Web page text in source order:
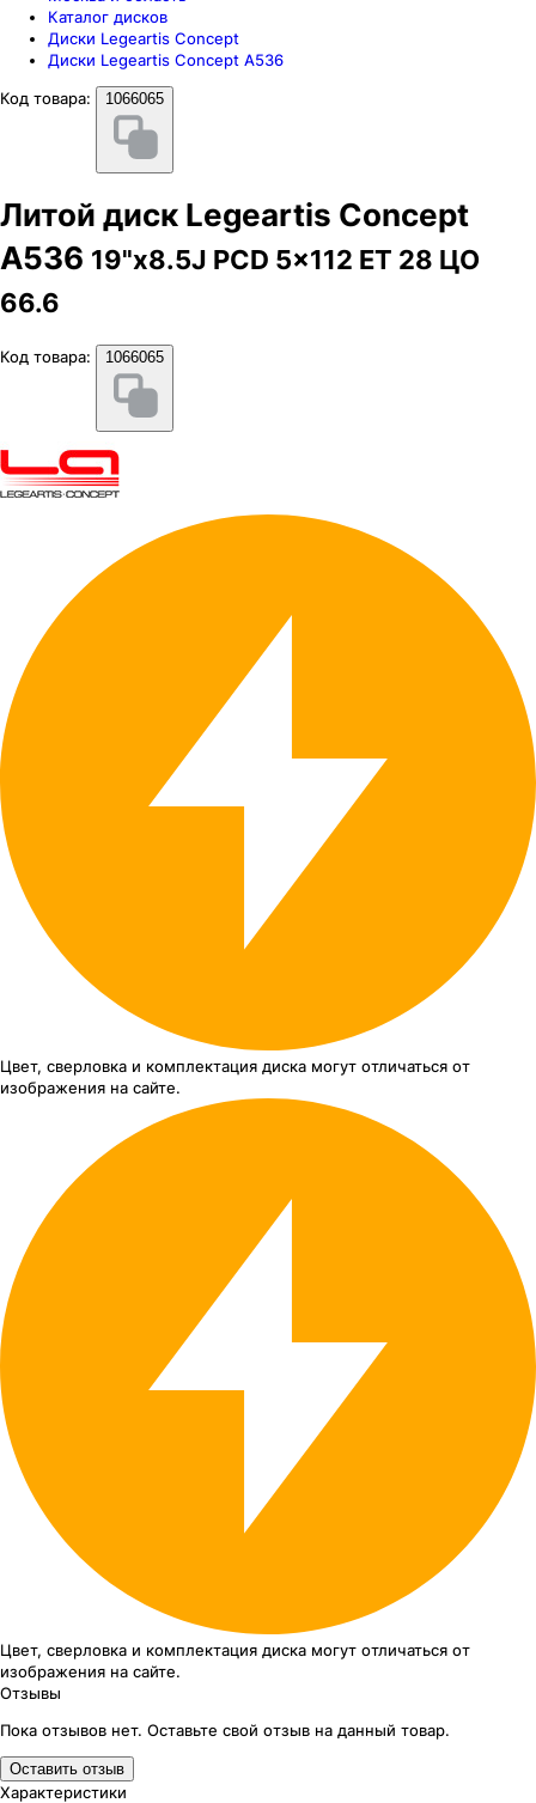
Каталог дисков
Диски Legeartis Concept
Диски Legeartis Concept A536
Код товара:
1066065
Литой диск Legeartis Concept
A536 19"x8.5J PCD 5x112 ЕТ 28 ЦО
66.6
Код товара: 1066065
Цвет, сверловка и комплектация диска могут отличаться от
изображения на сайте.
Цвет, сверловка и комплектация диска могут отличаться от
изображения на сайте.
Отзывы
Пока отзывов нет. Оставьте свой отзыв на данный товар.
Оставить отзыв
Характеристики